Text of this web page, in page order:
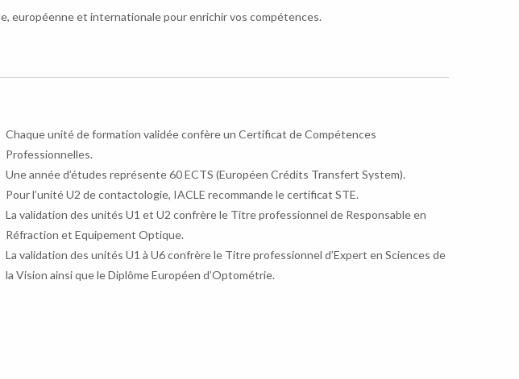
européenne et internationale pour enrichir vos compétences.
Chaque unité de formation validée confère un Certificat de Compétences
Professionnelles.
Une année d’études représente 60 ECTS (Européen Crédits Transfert System).
Pour l’unité U2 de contactologie, IACLE recommande le certificat STE.
La validation des unités U1 et U2 confrère le Titre professionnel de Responsable en
Réfraction et Equipement Optique.
La validation des unités U1 à U6 confrère le Titre professionnel d’Expert en Sciences de
la Vision ainsi que le Diplôme Européen d’Optométrie.